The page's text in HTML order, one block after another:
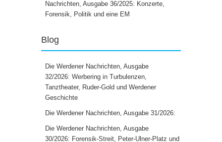
Nachrichten, Ausgabe 36/2025: Konzerte,
Forensik, Politik und eine EM
Blog
Die Werdener Nachrichten, Ausgabe
32/2026: Werbering in Turbulenzen,
Tanztheater, Ruder-Gold und Werdener
Geschichte
Die Werdener Nachrichten, Ausgabe 31/2026:
Die Werdener Nachrichten, Ausgabe
30/2026: Forensik-Streit, Peter-Ulner-Platz und